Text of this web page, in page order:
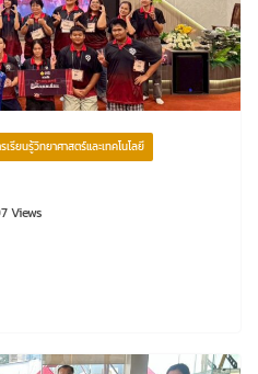
เรียนรู้วิทยาศาสตร์และเทคโนโลยี
Views